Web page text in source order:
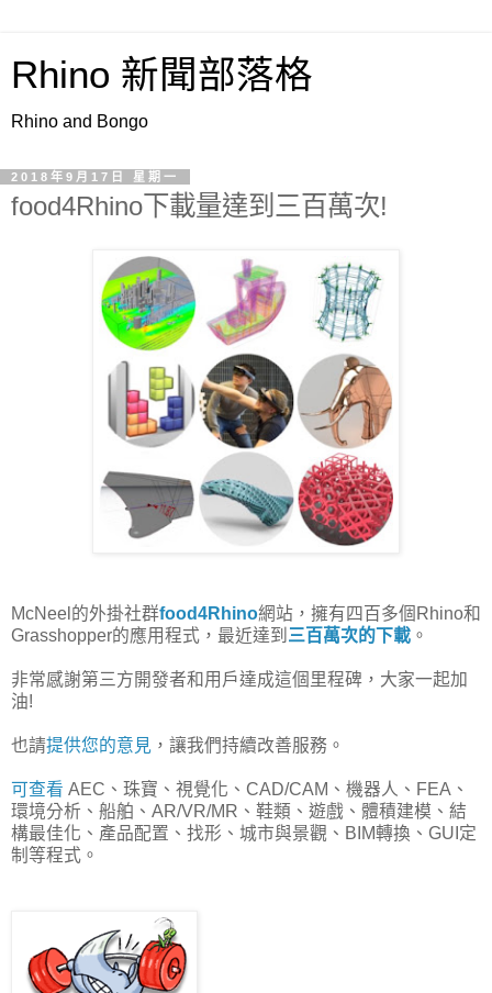
Rhino 新聞部落格
Rhino and Bongo
2018年9月17日 星期一
food4Rhino下載量達到三百萬次!
McNeel的外掛社群food4Rhino網站，擁有四百多個Rhino和
Grasshopper的應用程式，最近達到 三百萬次的下載 。
非常感謝第三方開發者和用戶達成這個里程碑，大家一起加
油!
也請提供您的意見 ，讓我們持續改善服務。
可查看 AEC、珠寶、視覺化、CAD/CAM、機器人、FEA、
環境分析、船舶、AR/VR/MR、鞋類、遊戲、體積建模、結
構最佳化、產品配置、找形、城市與景觀、BIM轉換、GUI定
制等程式。